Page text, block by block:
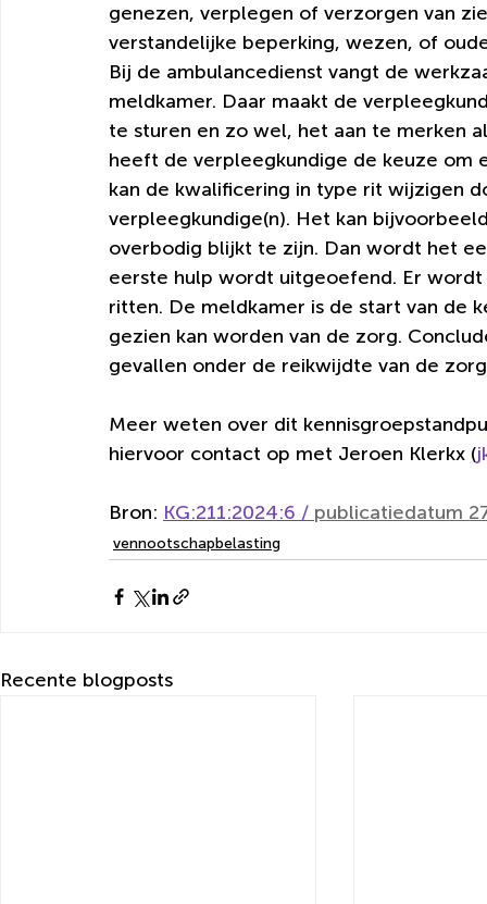
genezen, verplegen of verzorgen van
verstandelijke beperking, wezen, of
Bij de ambulancedienst vangt de
meldkamer. Daar maakt de
te sturen en zo wel, het aan te merken
heeft de verpleegkundige de keuze om
kan de kwalificering in type rit wijzigen
verpleegkundige(n). Het kan
overbodig blijkt te zijn. Dan wordt het
eerste hulp wordt uitgeoefend. Er
ritten. De meldkamer is de start van de
gezien kan worden van de zorg.
gevallen onder de reikwijdte van de
Meer weten over dit
hiervoor contact op met Jeroen Klerkx (
Bron: KG:211:2024:6 / publicatiedatum
vennootschapbelasting
Recente blogposts